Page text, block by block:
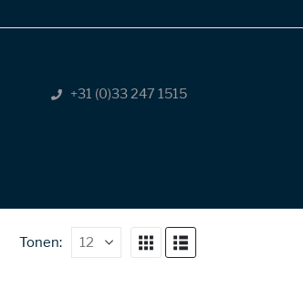
+31 (0)33 247 1515
Tonen: